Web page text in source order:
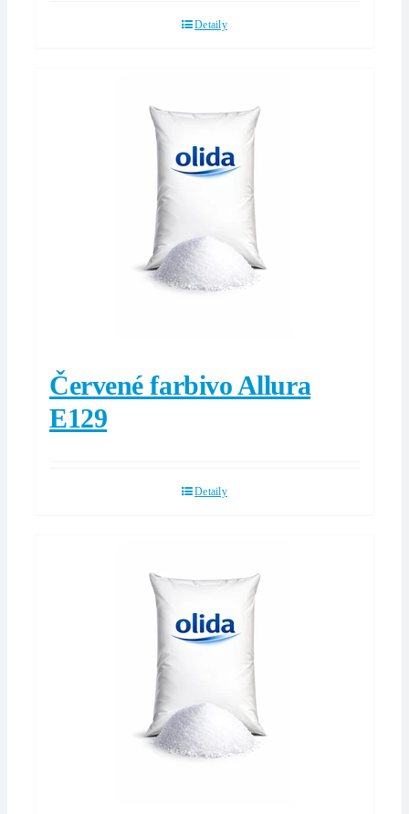
Detaily
Červené farbivo Allura
E129
Detaily